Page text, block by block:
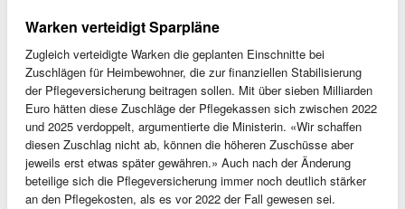
Warken verteidigt Sparpläne
Zugleich verteidigte Warken die geplanten Einschnitte bei
Zuschlägen für Heimbewohner, die zur finanziellen Stabilisierung
der Pflegeversicherung beitragen sollen. Mit über sieben Milliarden
Euro hätten diese Zuschläge der Pflegekassen sich zwischen 2022
und 2025 verdoppelt, argumentierte die Ministerin. «Wir schaffen
diesen Zuschlag nicht ab, können die höheren Zuschüsse aber
jeweils erst etwas später gewähren.» Auch nach der Änderung
beteilige sich die Pflegeversicherung immer noch deutlich stärker
an den Pflegekosten, als es vor 2022 der Fall gewesen sei.